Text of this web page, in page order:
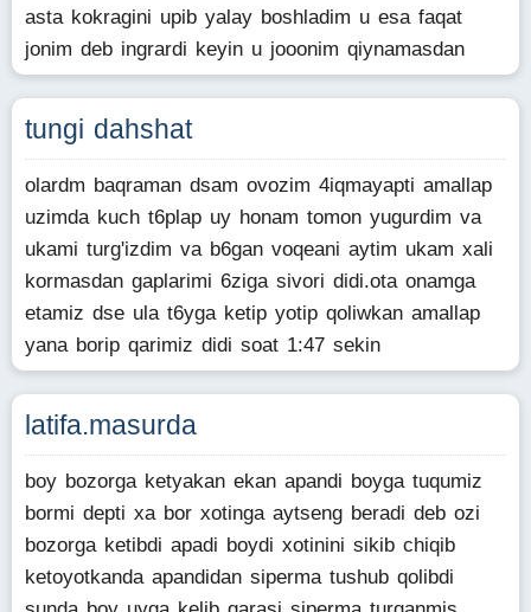
asta kokragini upib yalay boshladim u esa faqat
jonim deb ingrardi keyin u jooonim qiynamasdan
tungi dahshat
olardm baqraman dsam ovozim 4iqmayapti amallap
uzimda kuch t6plap uy honam tomon yugurdim va
ukami turg'izdim va b6gan voqeani aytim ukam xali
kormasdan gaplarimi 6ziga sivori didi.ota onamga
etamiz dse ula t6yga ketip yotip qoliwkan amallap
yana borip qarimiz didi soat 1:47 sekin
latifa.masurda
boy bozorga ketyakan ekan apandi boyga tuqumiz
bormi depti xa bor xotinga aytseng beradi deb ozi
bozorga ketibdi apadi boydi xotinini sikib chiqib
ketoyotkanda apandidan siperma tushub qolibdi